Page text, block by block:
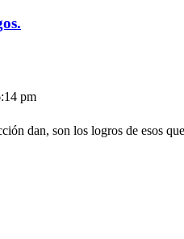
pm
dan, son los logros de esos